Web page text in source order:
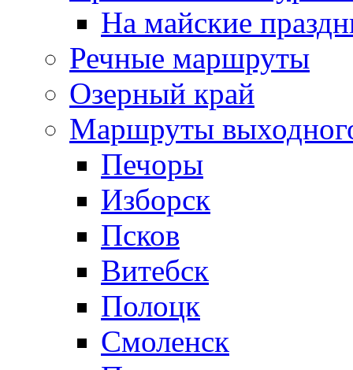
На майские
Речные маршруты
Озерный край
Маршруты
Печоры
Изборск
Псков
Витебск
Полоцк
Смоленск